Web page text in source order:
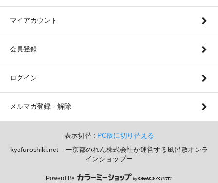
マイアカウント
会員登録
ログイン
メルマガ登録・解除
表示切替 : PC版に切り替える
kyofuroshiki.net ー京都のれん株式会社が運営する風呂敷オンラ
インショップー
Powerd By